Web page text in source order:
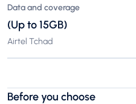
Data and coverage
(Up to 15GB)
Airtel Tchad
Before you choose